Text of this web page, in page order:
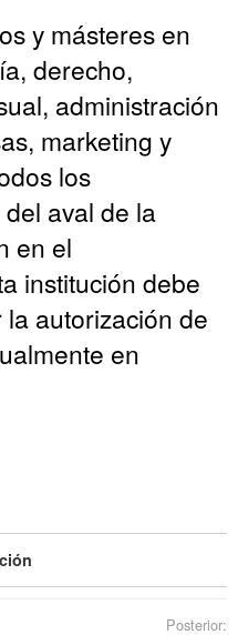
y másteres en
derecho,
administración
marketing y
los
aval de la
en el
institución debe
autorización de
en
Posterior: